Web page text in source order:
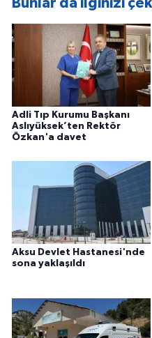
Bunlar da ilginizi
Adli Tıp Kurumu Başkanı
Aslıyüksek’ten Rektör
Özkan'a davet
Aksu Devlet Hastanesi'nde
sona yaklaşıldı